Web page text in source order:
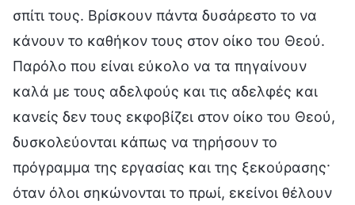
σπίτι τους. Βρίσκουν πάντα δυσάρεστο το να
κάνουν το καθήκον τους στον οίκο του Θεού.
Παρόλο που είναι εύκολο να τα πηγαίνουν
καλά με τους αδελφούς και τις αδελφές και
κανείς δεν τους εκφοβίζει στον οίκο του Θεού,
δυσκολεύονται κάπως να τηρήσουν το
πρόγραμμα της εργασίας και της ξεκούρασης·
όταν όλοι σηκώνονται το πρωί, εκείνοι θέλουν